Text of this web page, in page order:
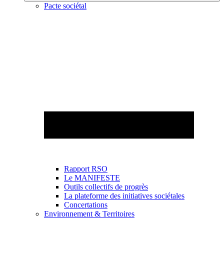
Pacte sociétal
Rapport RSO
Le MANIFESTE
Outils collectifs de progrès
La plateforme des initiatives sociétales
Concertations
Environnement & Territoires